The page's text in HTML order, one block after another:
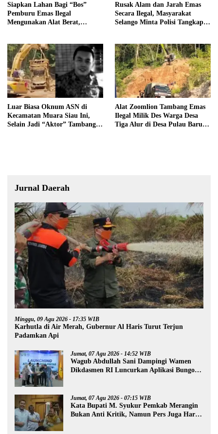
Siapkan Lahan Bagi “Bos”
Pemburu Emas Ilegal
Mengunakan Alat Berat,
Terancam di Pecat
Rusak Alam dan Jarah Emas
Secara Ilegal, Masyarakat
Selango Minta Polisi Tangkap
Luar Biasa Oknum ASN di
Kecamatan Muara Siau Ini,
Selain Jadi “Aktor” Tambang
Alat Zoomlion Tambang Emas
Ilegal Milik Des Warga Desa
Tiga Alur di Desa Pulau Baru
Jurnal Daerah
Minggu, 09 Agu 2026 - 17:35 WIB
Karhutla di Air Merah, Gubernur Al Haris Turut Terjun
Padamkan Api
Jumat, 07 Agu 2026 - 14:52 WIB
Wagub Abdullah Sani Dampingi Wamen
Dikdasmen RI Luncurkan Aplikasi Bungo
Jumat, 07 Agu 2026 - 07:15 WIB
Kata Bupati M. Syukur Pemkab Merangin
Bukan Anti Kritik, Namun Pers Juga Harus